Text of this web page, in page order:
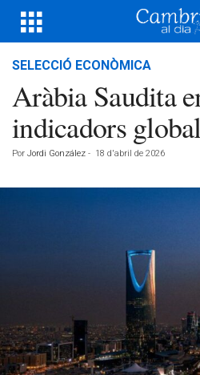
SELECCIÓ ECONÒMICA
Aràbia Saudita
indicadors
Por Jordi González - 18 d'abril de 2026